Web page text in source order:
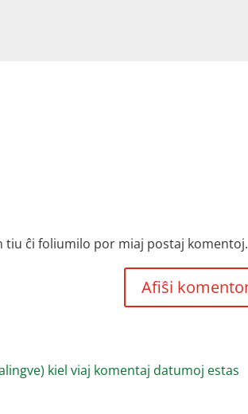
ĉi foliumilo por miaj postaj komentoj.
kiel viaj komentaj datumoj estas